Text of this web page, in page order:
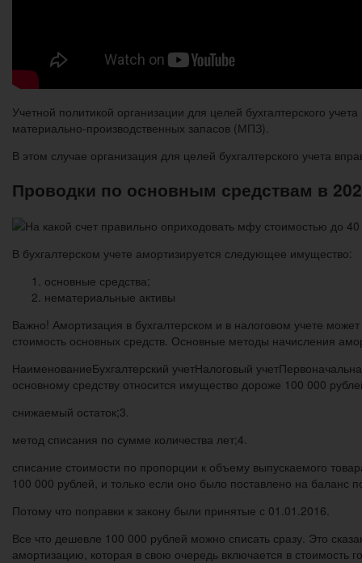
Учетной политикой организации для целей бухгалтерского
материально-производственных запасов (МПЗ).
В этом случае организация для целей бухгалтерского учета
Проводки по основным средствам в
В бухгалтерском учете амортизируется следующее имущество:
основные средства;
нематериальные активы
Важно! Амортизация в бухгалтерском и в налоговом учете
стоимость основных средств. Основные методы начисления
НаименованиеБухгалтерский учетНалоговый
основному средству относится имущество дороже 100 000
снижаемый остаток;3.
метод списания по сумме количества лет;4.
списание стоимости по пропорции к объему выпускаемого
100 000 рублей, и только если оно было поставлено на баланс
Потому что поправки к закону были принятые с 01.01.2016.
Все что дешевле 100 000 рублей можно списать сразу. Это
амортизацию, которая в свою очередь включается в стоимость